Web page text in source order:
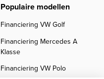
Populaire modellen
Financiering VW Golf
Financiering Mercedes A
Klasse
Financiering VW Polo